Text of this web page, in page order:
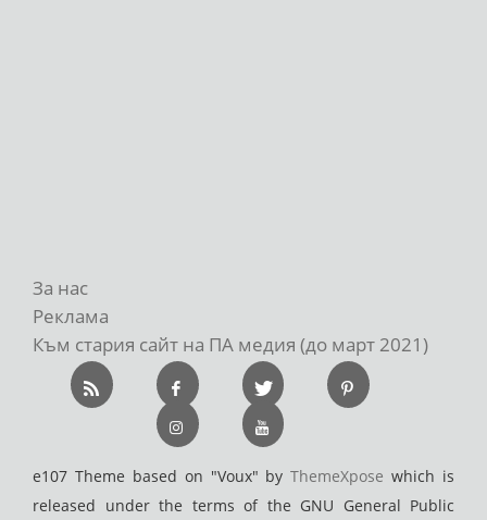
За нас
Реклама
Към стария сайт на ПА медия (до март 2021)
e107 Theme based on "Voux" byThemeXpose which is
released under the terms of the GNU General Public